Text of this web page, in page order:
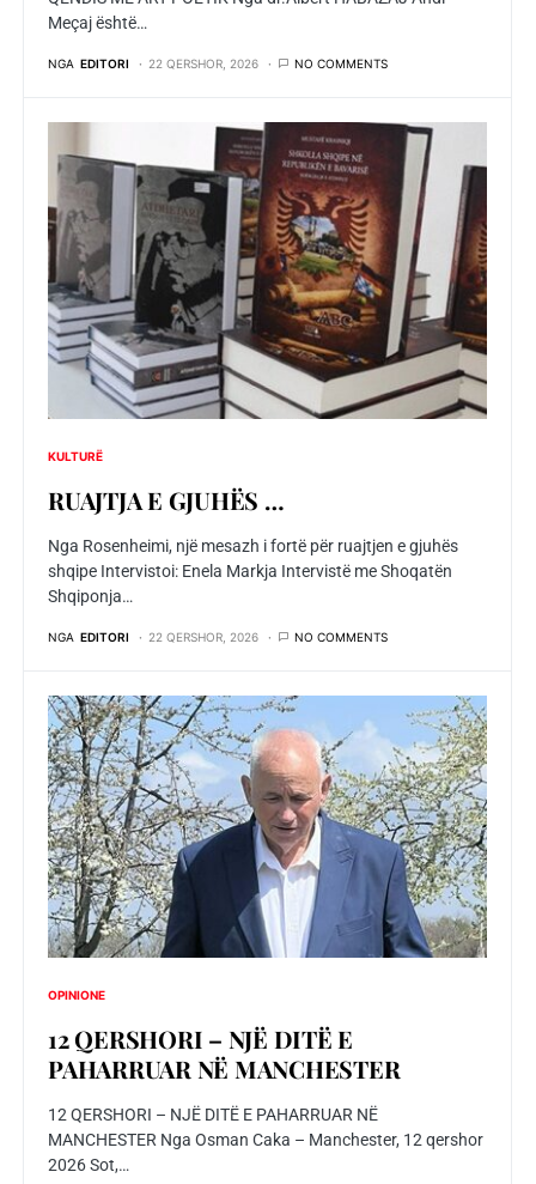
Meçaj është…
NGA EDITORI 22 QERSHOR, 2026 NO COMMENTS
KULTURË
RUAJTJA E GJUHЁS …
Nga Rosenheimi, një mesazh i fortë për ruajtjen e gjuhës
shqipe Intervistoi: Enela Markja Intervistë me Shoqatën
Shqiponja…
NGA EDITORI 22 QERSHOR, 2026 NO COMMENTS
OPINIONE
12 QERSHORI – NJË DITË E
PAHARRUAR NË MANCHESTER
12 QERSHORI – NJË DITË E PAHARRUAR NË
MANCHESTER Nga Osman Caka – Manchester, 12 qershor
2026 Sot,…